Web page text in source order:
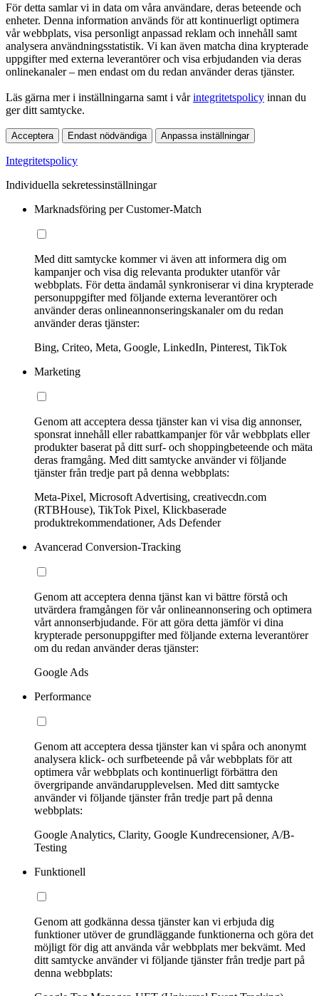
För detta samlar vi in data om våra användare, deras beteende och
enheter. Denna information används för att kontinuerligt optimera
vår webbplats, visa personligt anpassad reklam och innehåll samt
analysera användningsstatistik. Vi kan även matcha dina krypterade
uppgifter med externa leverantörer och visa erbjudanden via deras
onlinekanaler – men endast om du redan använder deras tjänster.
Läs gärna mer i inställningarna samt i vårintegritetspolicy innan du
ger ditt samtycke.
Acceptera Endast nödvändiga Anpassa inställningar
Integritetspolicy
Individuella sekretessinställningar
Marknadsföring per Customer-Match
Med ditt samtycke kommer vi även att informera dig om
kampanjer och visa dig relevanta produkter utanför vår
webbplats. För detta ändamål synkroniserar vi dina krypterade
personuppgifter med följande externa leverantörer och
använder deras onlineannonseringskanaler om du redan
använder deras tjänster:
Bing, Criteo, Meta, Google, LinkedIn, Pinterest, TikTok
Marketing
Genom att acceptera dessa tjänster kan vi visa dig annonser,
sponsrat innehåll eller rabattkampanjer för vår webbplats eller
produkter baserat på ditt surf- och shoppingbeteende och mäta
deras framgång. Med ditt samtycke använder vi följande
tjänster från tredje part på denna webbplats:
Meta-Pixel, Microsoft Advertising, creativecdn.com
(RTBHouse), TikTok Pixel, Klickbaserade
produktrekommendationer, Ads Defender
Avancerad Conversion-Tracking
Genom att acceptera denna tjänst kan vi bättre förstå och
utvärdera framgången för vår onlineannonsering och optimera
vårt annonserbjudande. För att göra detta jämför vi dina
krypterade personuppgifter med följande externa leverantörer
om du redan använder deras tjänster:
Google Ads
Performance
Genom att acceptera dessa tjänster kan vi spåra och anonymt
analysera klick- och surfbeteende på vår webbplats för att
optimera vår webbplats och kontinuerligt förbättra den
övergripande användarupplevelsen. Med ditt samtycke
använder vi följande tjänster från tredje part på denna
webbplats:
Google Analytics, Clarity, Google Kundrecensioner, A/B-
Testing
Funktionell
Genom att godkänna dessa tjänster kan vi erbjuda dig
funktioner utöver de grundläggande funktionerna och göra det
möjligt för dig att använda vår webbplats mer bekvämt. Med
ditt samtycke använder vi följande tjänster från tredje part på
denna webbplats: